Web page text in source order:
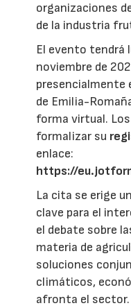
organizaciones
de la industria
El evento tendrá
noviembre de
presencialmente
de Emilia-
forma virtual.
formalizar su
enlace:
https://
La cita se erige
clave para el
el debate sobre
materia de
soluciones
climáticos,
afronta el sector.